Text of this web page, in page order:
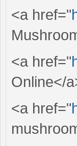
<a href="
<a href="
Online</
<a href="